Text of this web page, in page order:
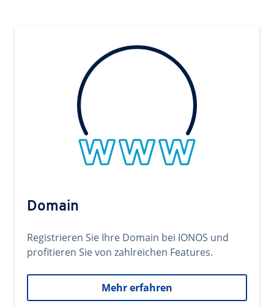
Domain
Registrieren Sie Ihre Domain bei IONOS und
profitieren Sie von zahlreichen Features.
Mehr erfahren